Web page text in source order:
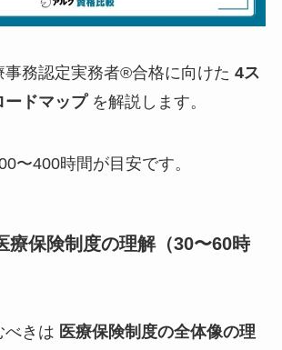
事務認定実務者®合格に向けた 4ス
ードマップを解説します。
〜400時間が目安です。
療保険制度の理解（30〜60時
べきは 医療保険制度の全体像の理